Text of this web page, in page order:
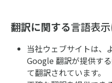
翻訳に関する言語表
当社ウェブサイトは、
Google 翻訳が提供す
て翻訳されています。